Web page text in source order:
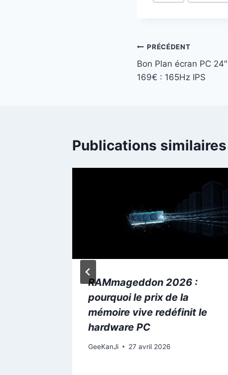
Navigation
de
PRÉCÉDENT
Bon Plan écran PC
169€ : 165Hz IPS
Publications similaires
RAMmageddon 2026 :
pourquoi le prix de la
mémoire vive redéfinit le
hardware PC
GeeKanJi 27 avril 2026